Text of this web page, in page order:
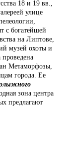
18 и 19 вв.,
улице
с богатейшей
на Липтове,
музей охоты и
проведена
Метаморфозы,
города. Ее
зона центра
предлагают